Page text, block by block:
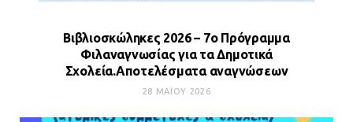
Βιβλιοσκώληκες 2026 – 7ο Πρόγραμμα
Φιλαναγνωσίας για τα Δημοτικά
Σχολεία.Αποτελέσματα αναγνώσεων
28 ΜΑΪ́ΟΥ 2026